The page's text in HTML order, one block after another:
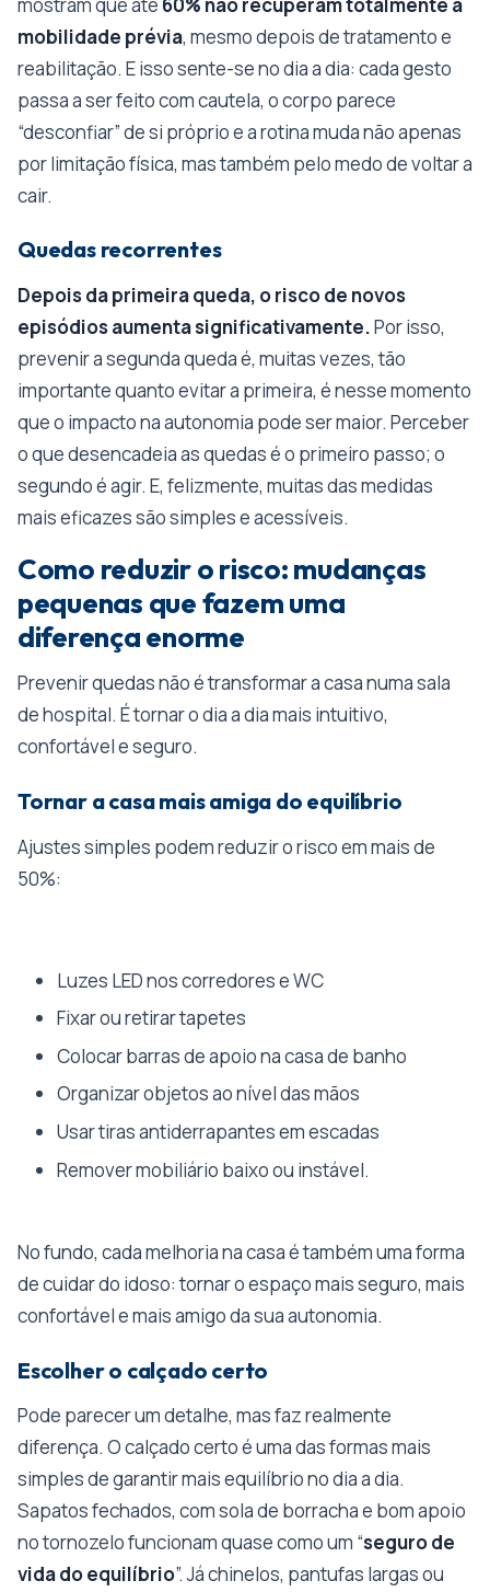
mobilidade prévia, mesmo depois de tratamento e
reabilitação. E isso sente-se no dia a dia: cada gesto
passa a ser feito com cautela, o corpo parece
“desconfiar” de si próprio e a rotina muda não apenas
por limitação física, mas também pelo medo de voltar a
cair.
Quedas recorrentes
Depois da primeira queda, o risco de novos
episódios aumenta significativamente.Por isso,
prevenir a segunda queda é, muitas vezes, tão
importante quanto evitar a primeira, é nesse momento
que o impacto na autonomia pode ser maior. Perceber
o que desencadeia as quedas é o primeiro passo; o
segundo é agir. E, felizmente, muitas das medidas
mais eficazes são simples e acessíveis.
Como reduzir o risco: mudanças
pequenas que fazem uma
diferença enorme
Prevenir quedas não é transformar a casa numa sala
de hospital. É tornar o dia a dia mais intuitivo,
confortável e seguro.
Tornar a casa mais amiga do equilíbrio
Ajustes simples podem reduzir o risco em mais de
50%:
Luzes LED nos corredores e WC
Fixar ou retirar tapetes
Colocar barras de apoio na casa de banho
Organizar objetos ao nível das mãos
Usar tiras antiderrapantes em escadas
Remover mobiliário baixo ou instável.
No fundo, cada melhoria na casa é também uma forma
de cuidar do idoso: tornar o espaço mais seguro, mais
confortável e mais amigo da sua autonomia.
Escolher o calçado certo
Pode parecer um detalhe, mas faz realmente
diferença. O calçado certo é uma das formas mais
simples de garantir mais equilíbrio no dia a dia.
Sapatos fechados, com sola de borracha e bom apoio
no tornozelo funcionam quase como um “seguro de
vida do equilíbrio”. Já chinelos, pantufas largas ou